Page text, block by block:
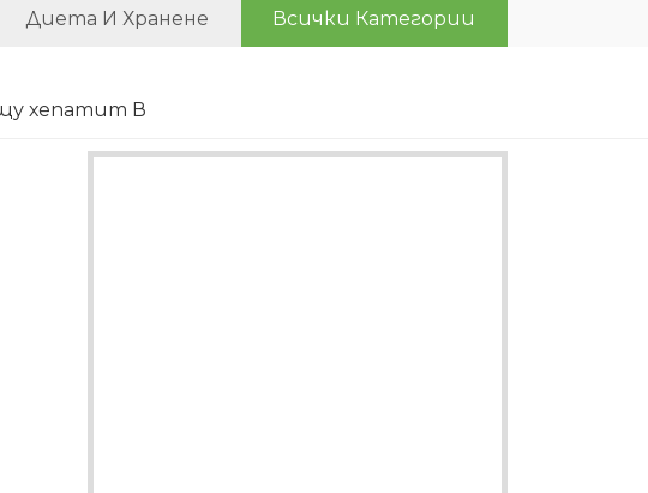
Диета И Хранене Всички Категории
хепатит В